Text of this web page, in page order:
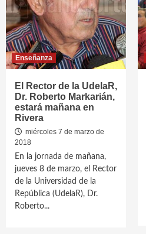
Enseñanza
El Rector de la UdelaR,
Dr. Roberto Markarián,
estará mañana en
Rivera
miércoles 7 de marzo de
2018
En la jornada de mañana,
jueves 8 de marzo, el Rector
de la Universidad de la
República (UdelaR), Dr.
Roberto...